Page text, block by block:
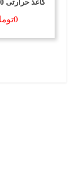
کاغذ حرارتی 80 میلیمتری
0